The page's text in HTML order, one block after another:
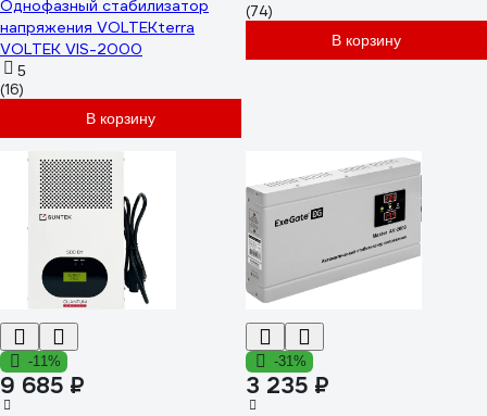
Однофазный стабилизатор
напряжения VOLTEKterra
VOLTEK VIS-2000
5
(16)
В корзину
(74)
В корзину
-11%
9 685 ₽
-31%
3 235 ₽